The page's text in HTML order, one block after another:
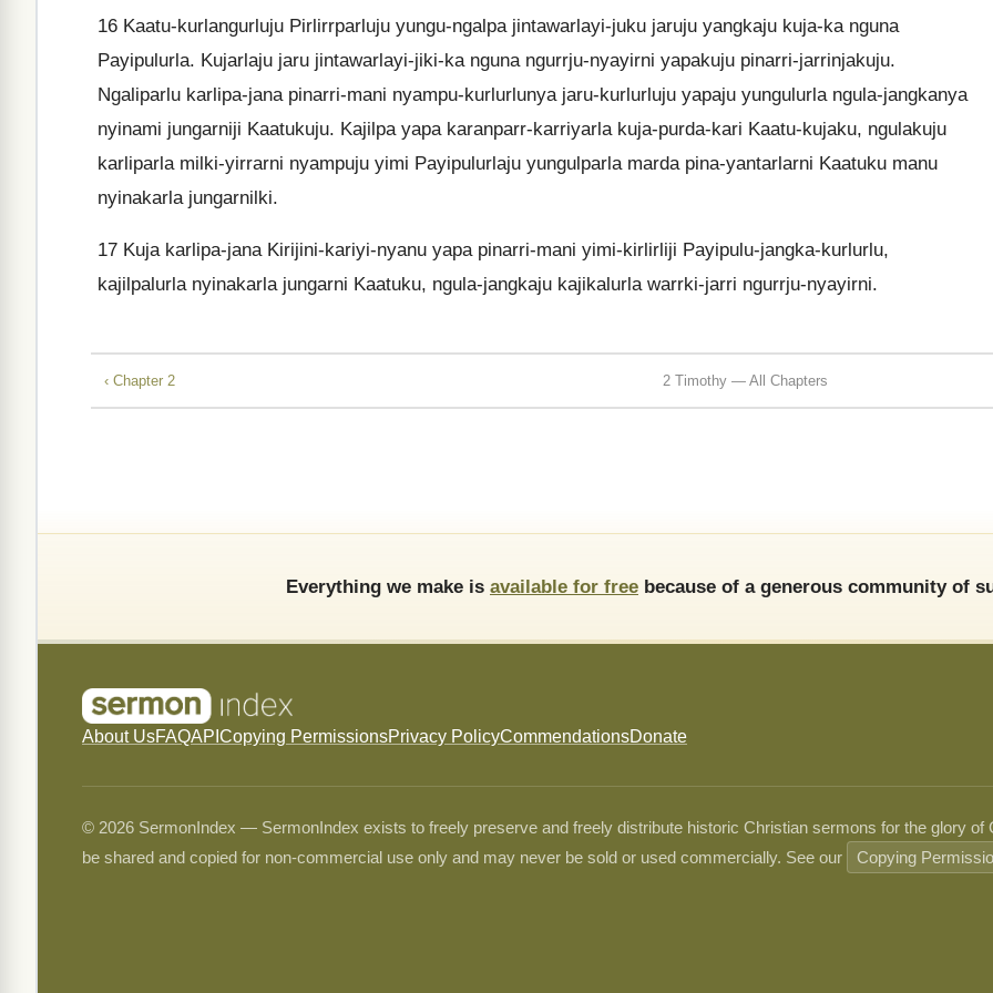
16 Kaatu-kurlangurluju Pirlirrparluju yungu-ngalpa jintawarlayi-juku jaruju yangkaju kuja-ka nguna
Payipulurla. Kujarlaju jaru jintawarlayi-jiki-ka nguna ngurrju-nyayirni yapakuju pinarri-jarrinjakuju.
Ngaliparlu karlipa-jana pinarri-mani nyampu-kurlurlunya jaru-kurlurluju yapaju yungulurla ngula-jangkanya
nyinami jungarniji Kaatukuju. Kajilpa yapa karanparr-karriyarla kuja-purda-kari Kaatu-kujaku, ngulakuju
karliparla milki-yirrarni nyampuju yimi Payipulurlaju yungulparla marda pina-yantarlarni Kaatuku manu
nyinakarla jungarnilki.
17 Kuja karlipa-jana Kirijini-kariyi-nyanu yapa pinarri-mani yimi-kirlirliji Payipulu-jangka-kurlurlu,
kajilpalurla nyinakarla jungarni Kaatuku, ngula-jangkaju kajikalurla warrki-jarri ngurrju-nyayirni.
‹ Chapter 2 2 Timothy — All Chapters
Everything we make is available for free because of a generous community of
About UsFAQAPI Copying PermissionsPrivacy PolicyCommendationsDonate
© 2026 SermonIndex — SermonIndex exists to freely preserve and freely distribute historic Christian sermons for the glory
be shared and copied for non-commercial use only and may never be sold or used commercially. See our
Copying